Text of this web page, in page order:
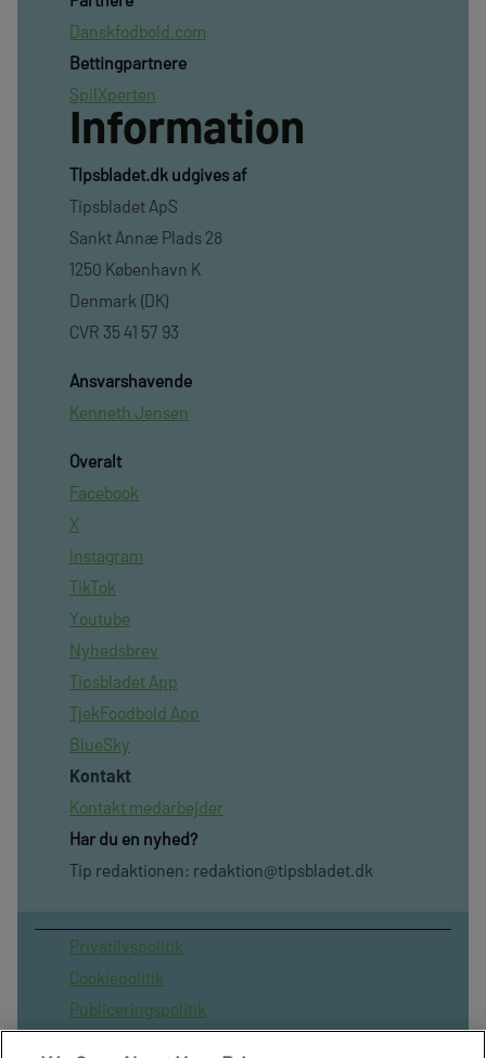
Danskfodbold.com
Bettingpartnere
SpilXperten
Information
TIpsbladet.dk udgives af
Tipsbladet ApS
Sankt Annæ Plads 28
1250 København K
Denmark (DK)
CVR 35 41 57 93
Ansvarshavende
Kenneth Jensen
Overalt
Facebook
X
Instagram
TikTok
Youtube
Nyhedsbrev
Tipsbladet App
TjekFoodbold App
BlueSky
Kontakt
Kontakt medarbejder
Har du en nyhed?
Tip redaktionen: redaktion@tipsbladet.dk
Privatilvspolitik
Cookiepolitik
Publiceringspolitik